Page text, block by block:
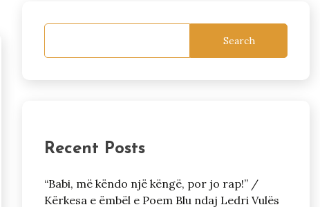
Search
Recent Posts
“Babi, më këndo një këngë, por jo rap!” /
Kërkesa e ëmbël e Poem Blu ndaj Ledri Vulës